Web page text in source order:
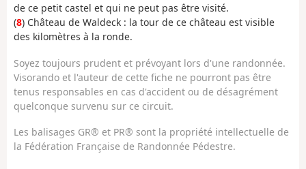
de ce petit castel et qui ne peut pas être visité.
(8) Château de Waldeck : la tour de ce château est visible
des kilomètres à la ronde.
Soyez toujours prudent et prévoyant lors d'une randonnée.
Visorando et l'auteur de cette fiche ne pourront pas être
tenus responsables en cas d'accident ou de désagrément
quelconque survenu sur ce circuit.
Les balisages GR® et PR® sont la propriété intellectuelle de
la Fédération Française de Randonnée Pédestre.